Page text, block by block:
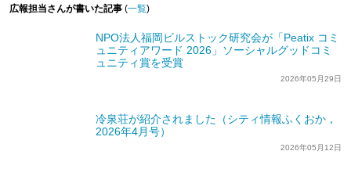
広報担当さんが書いた記事 (一覧)
NPO法人福岡ビルストック研究会が「Peatix コミ
ュニティアワード 2026」ソーシャルグッドコミ
ュニティ賞を受賞
2026年05月29日
冷泉荘が紹介されました（シティ情報ふくおか，
2026年4月号）
2026年05月12日